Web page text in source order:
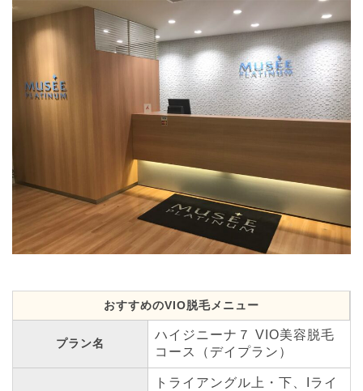
おすすめのVIO脱毛メニュー
プラン名
ハイジニーナ７ VIO美容脱毛
コース（デイプラン）
トライアングル上・下、Iライ